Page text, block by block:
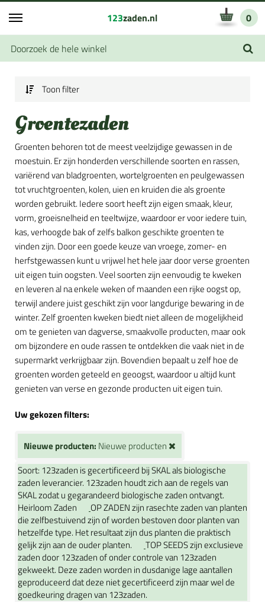
123zaden.nl 0
Toon filter
Groentezaden
Groenten behoren tot de meest veelzijdige gewassen in de
moestuin. Er zijn honderden verschillende soorten en rassen,
variërend van bladgroenten, wortelgroenten en peulgewassen
tot vruchtgroenten, kolen, uien en kruiden die als groente
worden gebruikt. Iedere soort heeft zijn eigen smaak, kleur,
vorm, groeisnelheid en teeltwijze, waardoor er voor iedere tuin,
kas, verhoogde bak of zelfs balkon geschikte groenten te
vinden zijn. Door een goede keuze van vroege, zomer- en
herfstgewassen kunt u vrijwel het hele jaar door verse groenten
uit eigen tuin oogsten. Veel soorten zijn eenvoudig te kweken
en leveren al na enkele weken of maanden een rijke oogst op,
terwijl andere juist geschikt zijn voor langdurige bewaring in de
winter. Zelf groenten kweken biedt niet alleen de mogelijkheid
om te genieten van dagverse, smaakvolle producten, maar ook
om bijzondere en oude rassen te ontdekken die vaak niet in de
supermarkt verkrijgbaar zijn. Bovendien bepaalt u zelf hoe de
groenten worden geteeld en geoogst, waardoor u altijd kunt
genieten van verse en gezonde producten uit eigen tuin.
Uw gekozen filters:
Nieuwe producten: Nieuwe producten
Soort: 123zaden is gecertificeerd bij SKAL als biologische
zaden leverancier. 123zaden houdt zich aan de regels van
SKAL zodat u gegarandeerd biologische zaden ontvangt.
Heirloom Zaden
OP ZADEN zijn rasechte zaden van planten
die zelfbestuivend zijn of worden bestoven door planten van
hetzelfde type. Het resultaat zijn dus planten die praktisch
gelijk zijn aan de ouder planten.
TOP SEEDS zijn exclusieve
zaden door 123zaden of onder controle van 123zaden
gekweekt. Deze zaden worden in dusdanige lage aantallen
geproduceerd dat deze niet gecertificeerd zijn maar wel de
goedkeuring dragen van 123zaden.